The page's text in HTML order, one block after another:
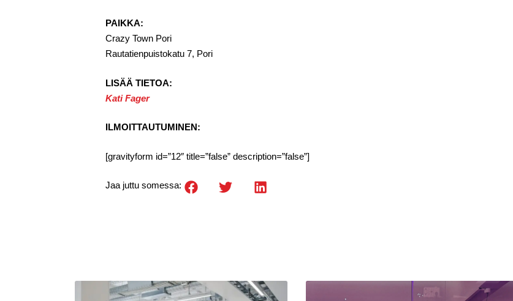
PAIKKA:
Crazy Town Pori
Rautatienpuistokatu 7, Pori
LISÄÄ TIETOA:
Kati Fager
ILMOITTAUTUMINEN:
[gravityform id=”12″ title=”false” description=”false”]
Jaa juttu somessa: